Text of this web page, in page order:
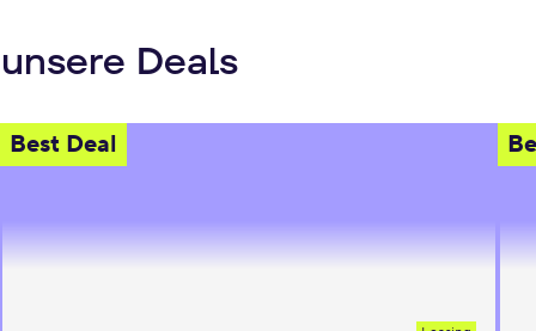
Deals
Best Deal